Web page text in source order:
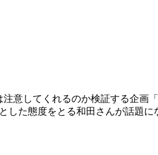
意してくれるのか検証する企画
た態度をとる和田さんが話題に